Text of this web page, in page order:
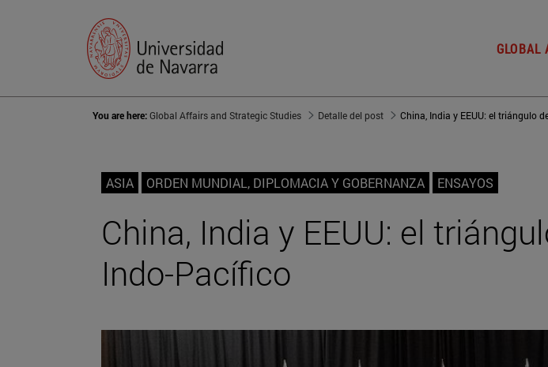
GLOBAL
You are here:Global Affairs and Strategic Studies Detalle del post
ASIA ORDEN MUNDIAL, DIPLOMACIA Y GOBERNANZA ENSAYOS
China, India y EEUU: el
Indo-Pacífico